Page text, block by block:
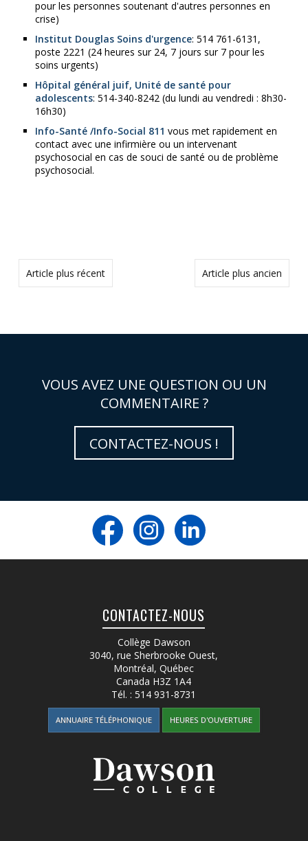
pour les personnes soutenant d'autres personnes en
crise)
Institut Douglas Soins d'urgence: 514 761-6131,
poste 2221 (24 heures sur 24, 7 jours sur 7 pour les
soins urgents)
Hôpital général juif, Unité de santé pour
adolescents: 514-340-8242 (du lundi au vendredi : 8h30-
16h30)
Info-Santé /Info-Social 811 vous met rapidement en
contact avec une infirmière ou un intervenant
psychosocial en cas de souci de santé ou de problème
psychosocial.
Article plus ancien
Article plus récent
VOUS AVEZ UNE QUESTION OU UN
COMMENTAIRE ?
CONTACTEZ-NOUS !
CONTACTEZ-NOUS
Collège Dawson
3040, rue Sherbrooke Ouest,
Montréal, Québec
Canada H3Z 1A4
Tél. :514 931-8731
ANNUAIRE TÉLÉPHONIQUE HEURES D'OUVERTURE